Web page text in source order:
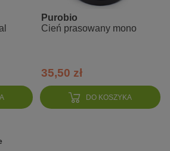
DO KOSZYKA
Purobio
Cień prasowany mono
35,50 zł